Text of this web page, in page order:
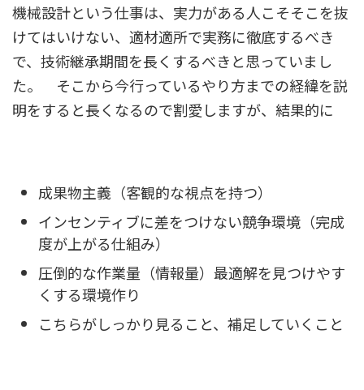
機械設計という仕事は、実力がある人こそそこを抜
けてはいけない、適材適所で実務に徹底するべき
で、技術継承期間を長くするべきと思っていまし
た。 そこから今行っているやり方までの経緯を説
明をすると長くなるので割愛しますが、結果的に
成果物主義（客観的な視点を持つ）
インセンティブに差をつけない競争環境（完成
度が上がる仕組み）
圧倒的な作業量（情報量）最適解を見つけやす
くする環境作り
こちらがしっかり見ること、補足していくこと